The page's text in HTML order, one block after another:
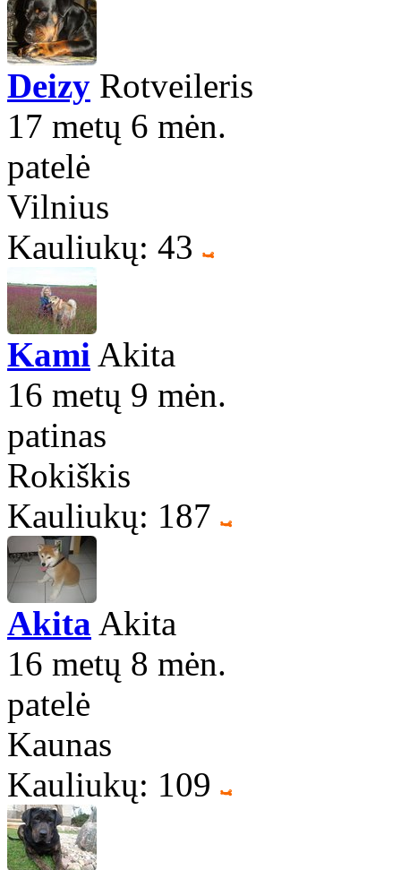
Deizy Rotveileris
17 metų 6 mėn.
patelė
Vilnius
Kauliukų: 43
Kami Akita
16 metų 9 mėn.
patinas
Rokiškis
Kauliukų: 187
Akita Akita
16 metų 8 mėn.
patelė
Kaunas
Kauliukų: 109